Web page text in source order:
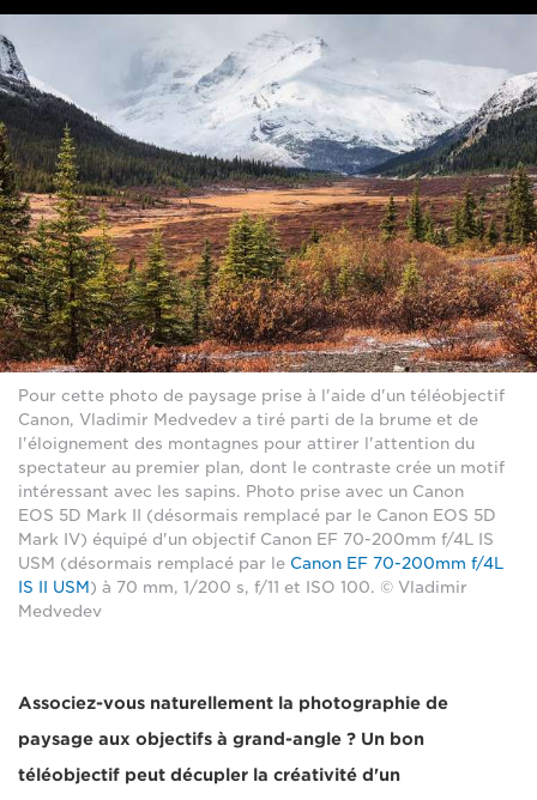
Pour cette photo de paysage prise à l'aide d'un téléobjectif
Canon, Vladimir Medvedev a tiré parti de la brume et de
l'éloignement des montagnes pour attirer l'attention du
spectateur au premier plan, dont le contraste crée un motif
intéressant avec les sapins. Photo prise avec un Canon
EOS 5D Mark II (désormais remplacé par le Canon EOS 5D
Mark IV) équipé d'un objectif Canon EF 70-200mm f/4L IS
USM (désormais remplacé par le Canon EF 70-200mm f/4L
IS II USM ) à 70 mm, 1/200 s, f/11 et ISO 100. © Vladimir
Medvedev
Associez-vous naturellement la photographie de
paysage aux objectifs à grand-angle ? Un bon
téléobjectif peut décupler la créativité d'un